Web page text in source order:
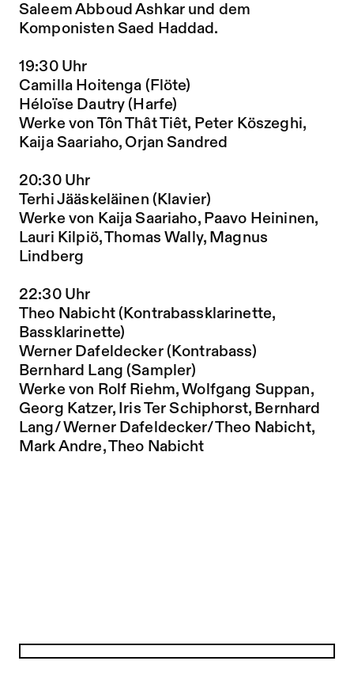
Festsaal
Saleem Abboud Ashkar und dem
Komponisten Saed Haddad.
19:30 Uhr
Camilla Hoitenga (Flöte)
Héloïse Dautry (Harfe)
Werke von Tôn Thât Tiêt, Peter Köszeghi,
Kaija Saariaho, Orjan Sandred
20:30 Uhr
Terhi Jääskeläinen (Klavier)
Werke von Kaija Saariaho, Paavo Heininen,
Lauri Kilpiö, Thomas Wally, Magnus
Lindberg
22:30 Uhr
Theo Nabicht (Kontrabassklarinette,
Bassklarinette)
Werner Dafeldecker (Kontrabass)
Bernhard Lang (Sampler)
Werke von Rolf Riehm, Wolfgang Suppan,
Georg Katzer, Iris Ter Schiphorst, Bernhard
Lang/ Werner Dafeldecker/ Theo Nabicht,
Mark Andre, Theo Nabicht